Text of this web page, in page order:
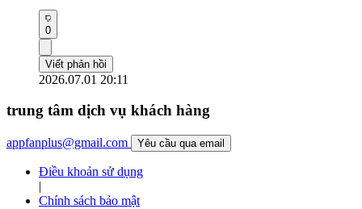
0
Viết phản hồi
2026.07.01 20:11
trung tâm dịch vụ khách hàng
appfanplus@gmail.com Yêu cầu qua email
Điều khoản sử dụng
|
Chính sách bảo mật